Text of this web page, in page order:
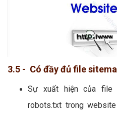
3.5 - Có đầy đủ file
Sự xuất hiện của file
robots.txt trong